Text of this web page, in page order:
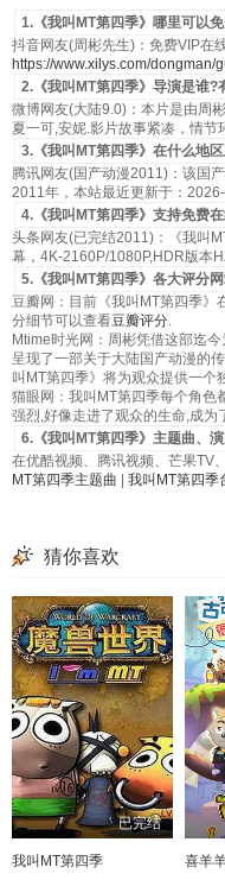
1.《我叫MT第四季》哪里可以
抖音网友(周彬先生)：免费VIP在
https://www.xilys.com/dongman/
2.《我叫MT第四季》导演是谁?
微博网友(大陆9.0)：本片是由周
夏一可,安妮.影片故事紧凑，情节
3.《我叫MT第四季》在什么地
腾讯网友(国产动漫2011)：该国
2011年，本站最近更新于：
4.《我叫MT第四季》支持免费
头条网友(已完结2011)：《我叫
幕，4K-2160P/1080P,HDR版本
5.《我叫MT第四季》各大评分
豆瓣网：目前《我叫MT第四季》
分细节可以查看豆瓣评分.
Mtime时光网：周彬凭借这部迄
呈现了一部关于大陆国产动漫的
叫MT第四季》将为观众提供一个
猫眼网：我叫MT第四季每个角色
强烈,好像走进了观众的生命,成为
6.《我叫MT第四季》主题曲、
在优酷视频、腾讯视频、芒果TV
MT第四季主题曲
我叫MT第四季
猜你喜欢
已完结
我叫MT第四季